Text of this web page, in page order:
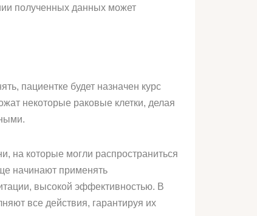
полученных данных может
пациентке будет назначен курс
некоторые раковые клетки, делая
на которые могли распространиться
начинают применять
высокой эффективностью. В
все действия, гарантируя их